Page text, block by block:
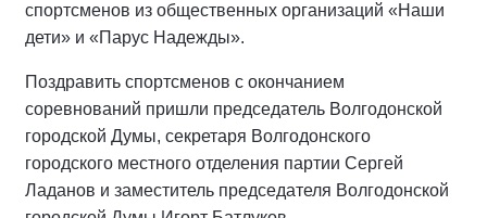
спортсменов из общественных организаций «Наши
дети» и «Парус Надежды».
Поздравить спортсменов с окончанием
соревнований пришли председатель Волгодонской
городской Думы, секретаря Волгодонского
городского местного отделения партии Сергей
Ладанов и заместитель председателя Волгодонской